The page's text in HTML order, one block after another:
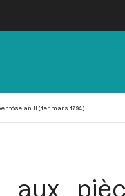
an II (1er mars 1794)
aux